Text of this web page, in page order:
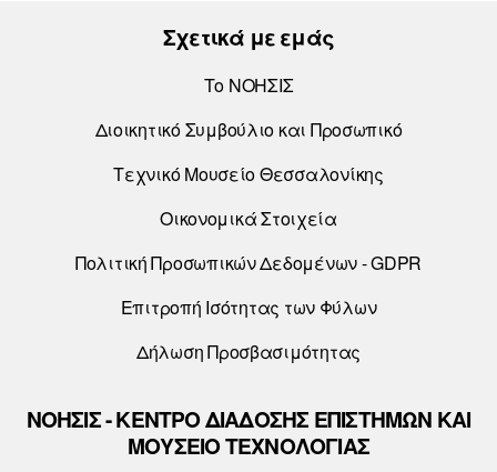
Σχετικά με εμάς
Το ΝΟΗΣΙΣ
Διοικητικό Συμβούλιο και Προσωπικό
Τεχνικό Μουσείο Θεσσαλονίκης
Οικονομικά Στοιχεία
Πολιτική Προσωπικών Δεδομένων - GDPR
Επιτροπή Ισότητας των Φύλων
Δήλωση Προσβασιμότητας
ΝΟΗΣΙΣ - ΚΕΝΤΡΟ ΔΙΑΔΟΣΗΣ ΕΠΙΣΤΗΜΩΝ ΚΑΙ
ΜΟΥΣΕΙΟ ΤΕΧΝΟΛΟΓΙΑΣ